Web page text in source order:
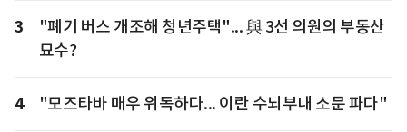
3
"폐기 버스 개조해 청년주택"... 與 3선 의원의 부동산
묘수?
4 "모즈타바 매우 위독하다... 이란 수뇌부내 소문 파다"